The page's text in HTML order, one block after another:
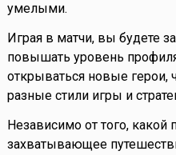
умелыми.
Играя в матчи, вы будете
повышать уровень
открываться новые герои,
разные стили игры и
Независимо от того,
захватывающее